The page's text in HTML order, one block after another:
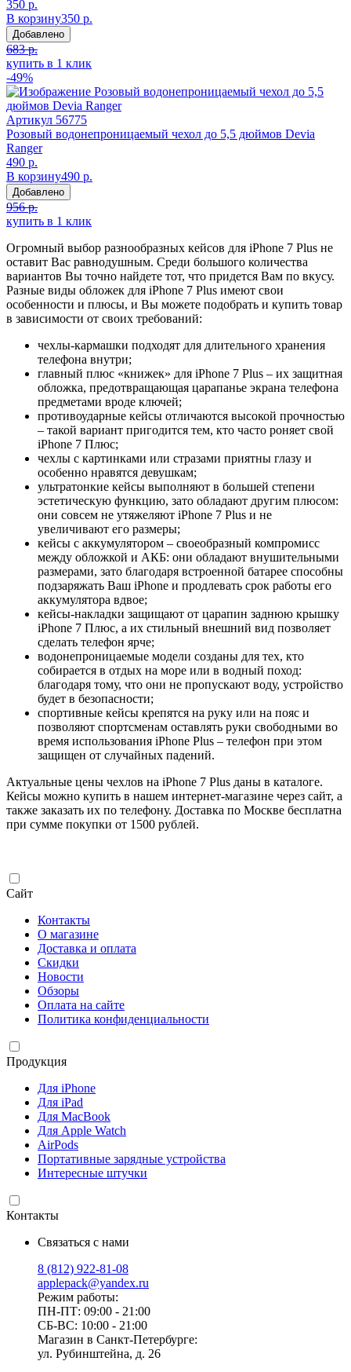
350 р.
В корзину350 р.
Добавлено
683 р.
купить в 1 клик
-49%
Артикул 56775
Розовый водонепроницаемый чехол до 5,5 дюймов Devia
Ranger
490 р.
В корзину490 р.
Добавлено
956 р.
купить в 1 клик
Огромный выбор разнообразных кейсов для iPhone 7 Plus не
оставит Вас равнодушным. Среди большого количества
вариантов Вы точно найдете тот, что придется Вам по вкусу.
Разные виды обложек для iPhone 7 Plus имеют свои
особенности и плюсы, и Вы можете подобрать и купить товар
в зависимости от своих требований:
чехлы-кармашки подходят для длительного хранения
телефона внутри;
главный плюс «книжек» для iPhone 7 Plus – их защитная
обложка, предотвращающая царапанье экрана телефона
предметами вроде ключей;
противоударные кейсы отличаются высокой прочностью
– такой вариант пригодится тем, кто часто роняет свой
iPhone 7 Плюс;
чехлы с картинками или стразами приятны глазу и
особенно нравятся девушкам;
ультратонкие кейсы выполняют в большей степени
эстетическую функцию, зато обладают другим плюсом:
они совсем не утяжеляют iPhone 7 Plus и не
увеличивают его размеры;
кейсы с аккумулятором – своеобразный компромисс
между обложкой и АКБ: они обладают внушительными
размерами, зато благодаря встроенной батарее способны
подзаряжать Ваш iPhone и продлевать срок работы его
аккумулятора вдвое;
кейсы-накладки защищают от царапин заднюю крышку
iPhone 7 Плюс, а их стильный внешний вид позволяет
сделать телефон ярче;
водонепроницаемые модели созданы для тех, кто
собирается в отдых на море или в водный поход:
благодаря тому, что они не пропускают воду, устройство
будет в безопасности;
спортивные кейсы крепятся на руку или на пояс и
позволяют спортсменам оставлять руки свободными во
время использования iPhone Plus – телефон при этом
защищен от случайных падений.
Актуальные цены чехлов на iPhone 7 Plus даны в каталоге.
Кейсы можно купить в нашем интернет-магазине через сайт, а
также заказать их по телефону. Доставка по Москве бесплатна
при сумме покупки от 1500 рублей.
Сайт
Контакты
О магазине
Доставка и оплата
Скидки
Новости
Обзоры
Оплата на сайте
Политика конфиденциальности
Продукция
Для iPhone
Для iPad
Для MacBook
Для Apple Watch
AirPods
Портативные зарядные устройства
Интересные штучки
Контакты
Связаться с нами
8 (812) 922-81-08
applepack@yandex.ru
Режим работы:
ПН-ПТ: 09:00 - 21:00
СБ-ВС: 10:00 - 21:00
Магазин в Санкт-Петербурге:
ул. Рубинштейна, д. 26